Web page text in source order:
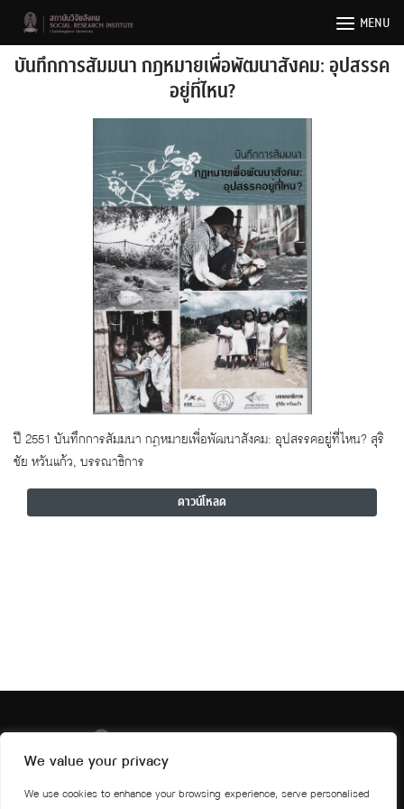
We value your privacy
We use cookies to enhance your browsing experience, serve personalised
content
MENU
บันทึกการสัมมนา กฎหมายเพื่อพัฒนาสังคม: อุปสรรค
อยู่ที่ไหน?
ปี 2551 บันทึกการสัมมนา กฎหมายเพื่อพัฒนาสังคม: อุปสรรคอยู่ที่ไหน? สุริ
ชัย หวันแก้ว, บรรณาธิการ
ดาวน์โหลด